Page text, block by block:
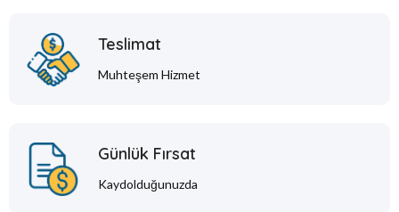
Teslimat
Muhteşem Hizmet
Günlük Fırsat
Kaydolduğunuzda